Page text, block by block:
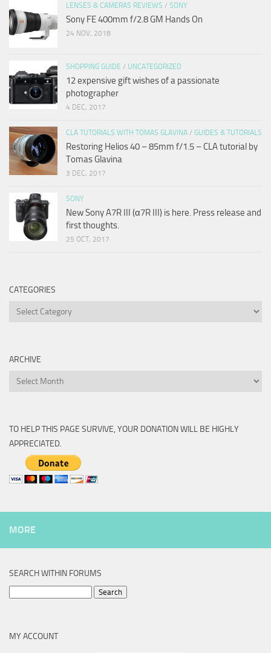
LENSES & CAMERAS REVIEWS / SONY
Sony FE 400mm f/2.8 GM Hands On
24 NOV, 2018
SHOPPING GUIDE / UNCATEGORIZED
12 expensive gift wishes of a passionate
photographer
4 DEC, 2017
CLA TUTORIALS WITH TOMAS GLAVINA / GUIDES & TUTORIALS
Restoring Helios 40 – 85mm f/1.5 – CLA tutorial by
Tomas Glavina
3 DEC, 2017
SONY
New Sony A7R III (α7R III) is here. Press release and
first thoughts.
25 OCT, 2017
CATEGORIES
Categories
ARCHIVE
Archive
TO HELP THIS PAGE SURVIVE, YOUR DONATION WILL BE HIGHLY
APPRECIATED.
MORE
SEARCH WITHIN FORUMS
MY ACCOUNT